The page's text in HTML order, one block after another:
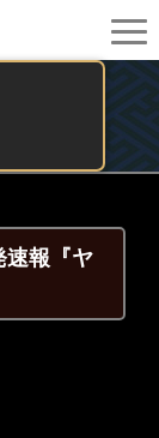
報『ヤ